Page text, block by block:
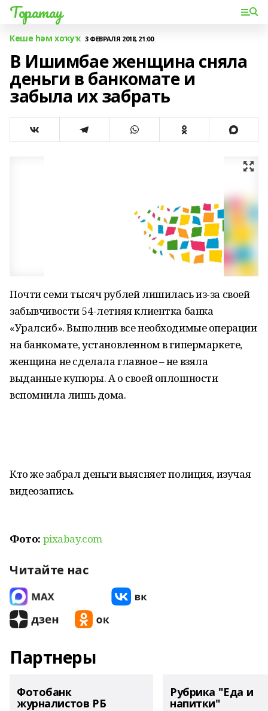
Торатау
Кеше һәм хоҡуҡ 3 ФЕВРАЛЯ 2018, 21:00
В Ишимбае женщина сняла
деньги в банкомате и
забыла их забрать
Почти семи тысяч рублей лишилась из-за своей
забывчивости 54-летняя клиентка банка
«Уралсиб». Выполнив все необходимые операции
на банкомате, установленном в гипермаркете,
женщина не сделала главное – не взяла
выданные купюры. А о своей оплошности
вспомнила лишь дома.
Кто же забрал деньги выясняет полиция, изучая
видеозапись.
Фото: pixabay.com
Читайте нас
Партнеры
Фотобанк
журналистов РБ
Рубрика "Еда и
напитки"